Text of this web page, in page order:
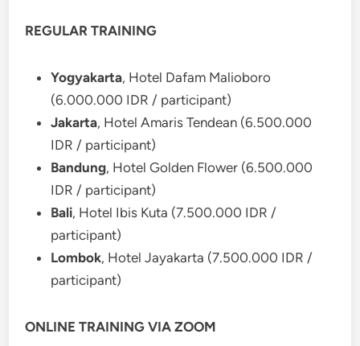
REGULAR TRAINING
Yogyakarta, Hotel Dafam Malioboro
(6.000.000 IDR / participant)
Jakarta, Hotel Amaris Tendean (6.500.000
IDR / participant)
Bandung, Hotel Golden Flower (6.500.000
IDR / participant)
Bali, Hotel Ibis Kuta (7.500.000 IDR /
participant)
Lombok, Hotel Jayakarta (7.500.000 IDR /
participant)
ONLINE TRAINING VIA ZOOM